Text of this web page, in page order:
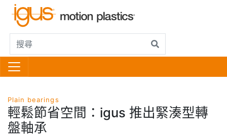
Plain bearings
輕鬆節省空間：igus 推出緊湊型轉
盤軸承